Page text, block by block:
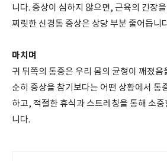
니다. 증상이 심하지 않으면, 근육의 긴장
찌릿한 신경통 증상은 상당 부분 줄어듭니
마치며
귀 뒤쪽의 통증은 우리 몸의 균형이 깨졌음
순히 증상을 참기보다는 어떤 상황에서 통
하고, 적절한 휴식과 스트레칭을 통해 소
니다.